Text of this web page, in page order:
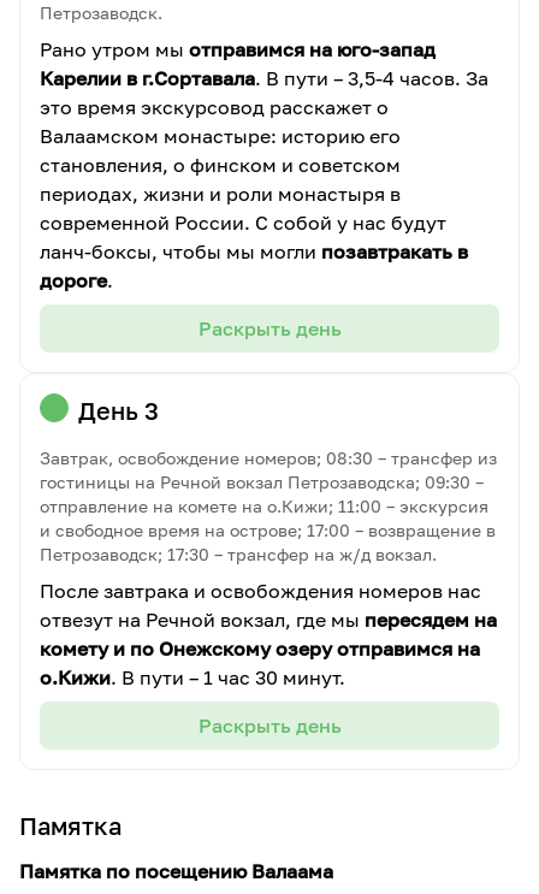
Петрозаводск.
Рано утром мы отправимся на юго-запад
Карелии в г.Сортавала. В пути – 3,5-4 часов. За
это время экскурсовод расскажет о
Валаамском монастыре: историю его
становления, о финском и советском
периодах, жизни и роли монастыря в
современной России. С собой у нас будут
ланч-боксы, чтобы мы могли позавтракать в
дороге.
Раскрыть день
День 3
Завтрак, освобождение номеров; 08:30 – трансфер из
гостиницы на Речной вокзал Петрозаводска; 09:30 –
отправление на комете на о.Кижи; 11:00 – экскурсия
и свободное время на острове; 17:00 – возвращение в
Петрозаводск; 17:30 – трансфер на ж/д вокзал.
После завтрака и освобождения номеров нас
отвезут на Речной вокзал, где мы пересядем на
комету и по Онежскому озеру отправимся на
о.Кижи. В пути – 1 час 30 минут.
Раскрыть день
Памятка
Памятка по посещению Валаама